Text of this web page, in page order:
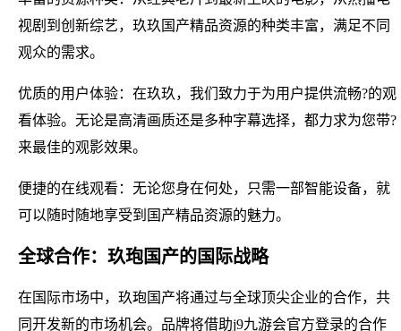
视剧到创新综艺，玖玖国产精品资源的种类丰富，满足不同
观众的需求。
优质的用户体验：在玖玖，我们致力于为用户提供流畅?的观
看体验。无论是高清画质还是多种字幕选择，都力求为您带?
来最佳的观影效果。
便捷的在线观看：无论您身在何处，只需一部智能设备，就
可以随时随地享受到国产精品资源的魅力。
全球合作：玖玸国产的国际战略
在国际市场中，玖玸国产将通过与全球顶尖企业的合作，共
同开发新的市场机会。品牌将借助j9九游会官方登录的合作